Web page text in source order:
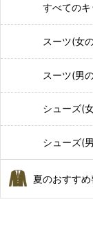
すべての
スーツ(女
スーツ(男
シューズ(
シューズ(
夏のおすす